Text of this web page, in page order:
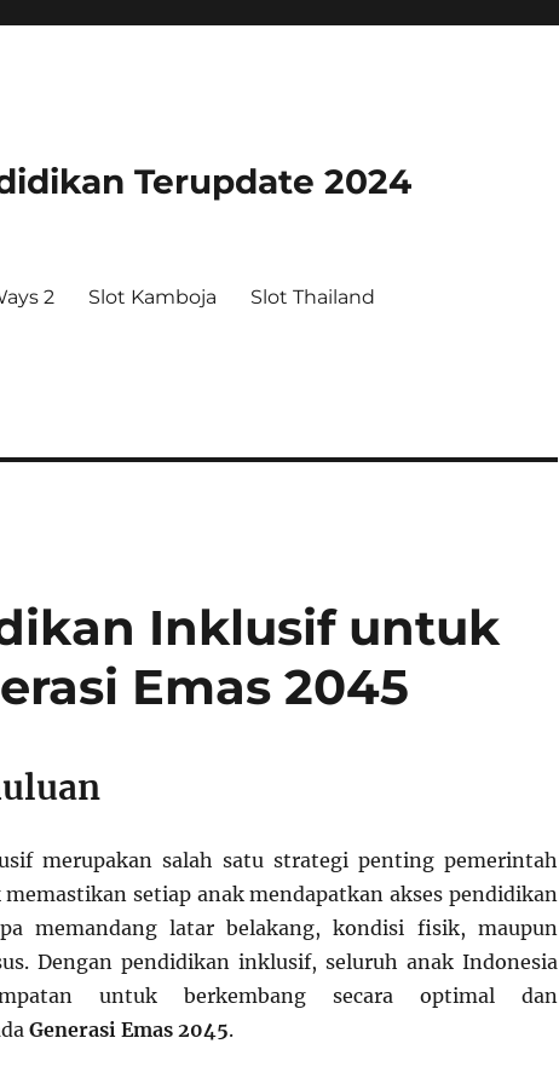
Terupdate 2024
2 Slot Kamboja Slot Thailand
Inklusif untuk
Emas 2045
merupakan salah satu strategi penting pemerintah
setiap anak mendapatkan akses pendidikan
memandang latar belakang, kondisi fisik, maupun
Dengan pendidikan inklusif, seluruh anak Indonesia
untuk berkembang secara optimal dan
Generasi Emas 2045.